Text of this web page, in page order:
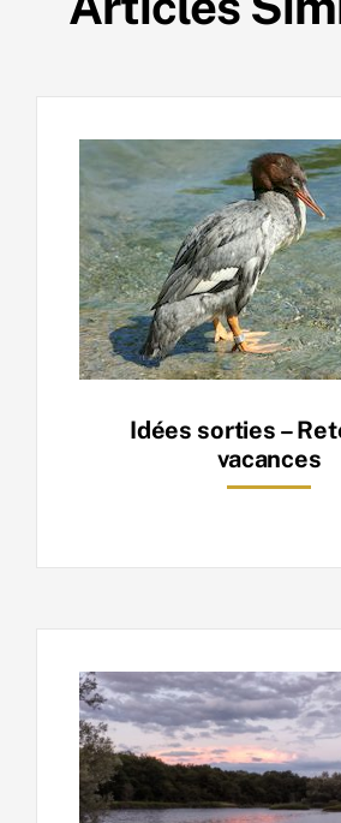
Idées sorties –
vacances